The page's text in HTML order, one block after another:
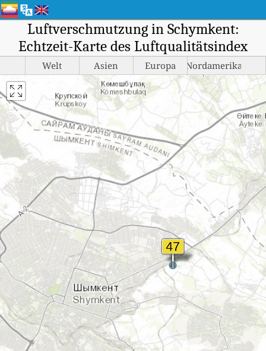
Luftverschmutzung in Schymkent:
Echtzeit-Karte des Luftqualitätsindex
Welt Asien Europa Nordamerika